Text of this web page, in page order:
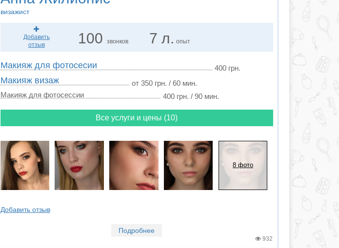
визажист
Добавить
отзыв
100звонков 7 л. опыт
Макияж для фотосесии 400 грн.
Макияж визаж
от 350 грн. / 60 мин.
Макияж для фотосессии
400 грн. / 90 мин.
Все услуги и цены (10)
8 фото
Добавить отзыв
Подробнее
932